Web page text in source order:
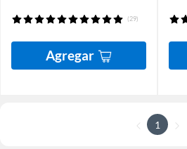
(29)
Agregar
1